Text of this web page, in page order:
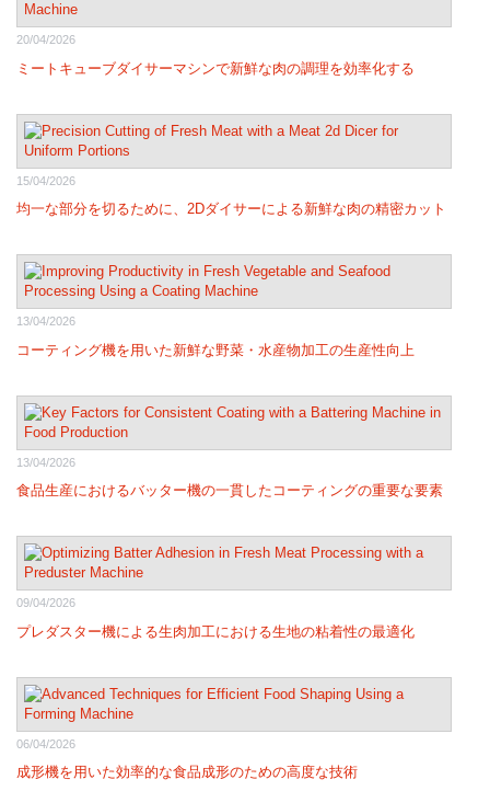
20/04/2026
ミートキューブダイサーマシンで新鮮な肉の調理を効率化する
15/04/2026
均一な部分を切るために、2Dダイサーによる新鮮な肉の精密カット
13/04/2026
コーティング機を用いた新鮮な野菜・水産物加工の生産性向上
13/04/2026
食品生産におけるバッター機の一貫したコーティングの重要な要素
09/04/2026
プレダスター機による生肉加工における生地の粘着性の最適化
06/04/2026
成形機を用いた効率的な食品成形のための高度な技術